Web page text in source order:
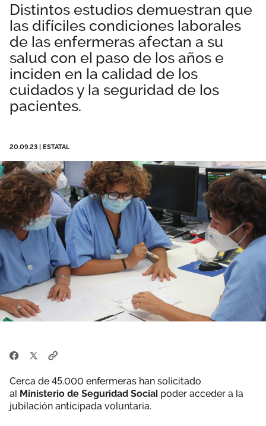
Ventajas
Noticias
Sala de prensa
Perspectivas
Publicaciones
Área privada
Distintos estudios demuestran que
las difíciles condiciones laborales
de las enfermeras afectan a su
salud con el paso de los años e
inciden en la calidad de los
cuidados y la seguridad de los
pacientes.
20.09.23 ESTATAL
Cerca de 45.000 enfermeras han solicitado
al Ministerio de Seguridad Social poder acceder a la
jubilación anticipada voluntaria.